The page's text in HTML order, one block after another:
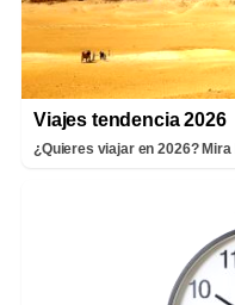
Viajes tendencia 2026
¿Quieres viajar en 2026?